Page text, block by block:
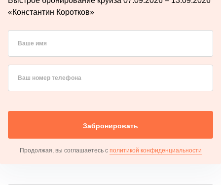
«Константин Коротков»
Ваше имя
Ваш номер телефона
Забронировать
Продолжая, вы соглашаетесь с политикой конфиденциальности